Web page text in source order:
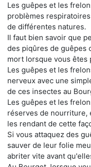
Les guêpes et les
problèmes
de différentes natures.
Il faut bien savoir que
des piqûres de guêpes
mort lorsque vous êtes
Les guêpes et les
nerveux avec une
de ces insectes au
Les guêpes et les
réserves de nourriture,
les rendant de cette
Si vous attaquez des
sauver de leur folie
abriter vite avant